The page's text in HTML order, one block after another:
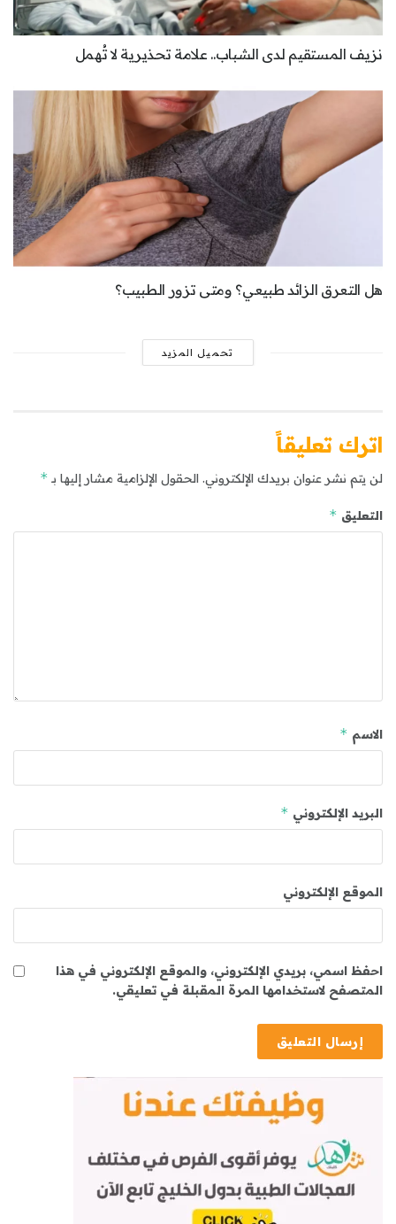
نزيف المستقيم لدى الشباب.. علامة تحذيرية لا تُهمل
هل التعرق الزائد طبيعي؟ ومتى تزور الطبيب؟
تحميل المزيد
اترك تعليقاً
لن يتم نشر عنوان بريدك الإلكتروني. الحقول الإلزامية مشار إليها بـ *
التعليق *
الاسم *
البريد الإلكتروني *
الموقع الإلكتروني
احفظ اسمي، بريدي الإلكتروني، والموقع الإلكتروني في هذا
المتصفح لاستخدامها المرة المقبلة في تعليقي.